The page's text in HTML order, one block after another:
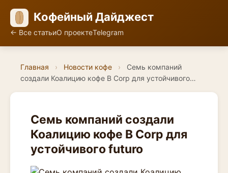
Кофейный Дайджест
← Все статьиО проектеTelegram
Главная › Новости кофе ›
Семь компаний
создали Коалицию кофе B Corp для устойчивого…
Семь компаний создали
Коалицию кофе B Corp для
устойчивого futuro